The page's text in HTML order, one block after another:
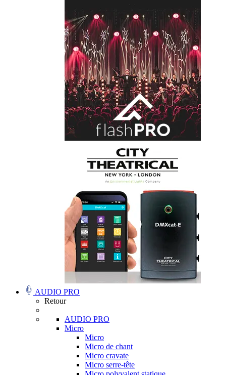
AUDIO PRO
Retour
AUDIO PRO
Micro
Micro
Micro de chant
Micro cravate
Micro serre-tête